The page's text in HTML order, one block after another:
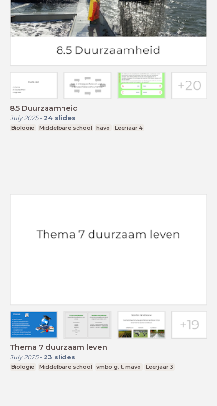
8.5 Duurzaamheid
July 2025- 24 slides
Biologie Middelbare school havo Leerjaar 4
Thema 7 duurzaam leven
July 2025- 23 slides
Biologie Middelbare school vmbo g, t, mavo Leerjaar 3